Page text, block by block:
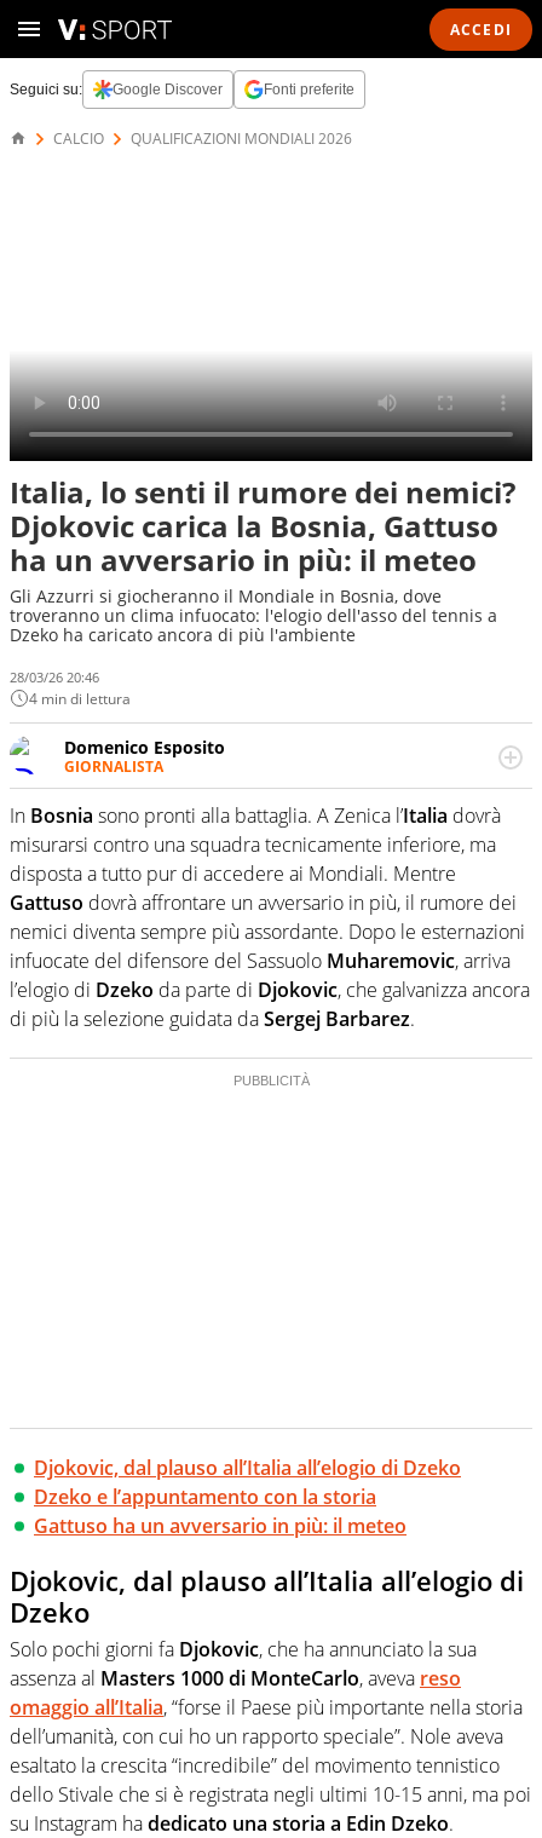
ACCEDI
Seguici su: Google Discover Fonti preferite
CALCIO QUALIFICAZIONI MONDIALI 2026
Italia, lo senti il rumore dei nemici?
Djokovic carica la Bosnia, Gattuso
ha un avversario in più: il meteo
Gli Azzurri si giocheranno il Mondiale in Bosnia, dove
troveranno un clima infuocato: l'elogio dell'asso del tennis a
Dzeko ha caricato ancora di più l'ambiente
28/03/26 20:46
4 min di lettura
Domenico Esposito
GIORNALISTA
Da vent’anni in campo e sul campo per vivere ogni evento
in tutte le sue sfaccettature. Passione smisurata per il
calcio e per la sfera di cuoio. Il pallone è una cosa
serissima, guai a dirgli di no
In Bosnia sono pronti alla battaglia. A Zenica l’Italia dovrà
misurarsi contro una squadra tecnicamente inferiore, ma
disposta a tutto pur di accedere ai Mondiali. Mentre
Gattuso dovrà affrontare un avversario in più, il rumore dei
nemici diventa sempre più assordante. Dopo le esternazioni
infuocate del difensore del Sassuolo Muharemovic, arriva
l’elogio di Dzeko da parte di Djokovic, che galvanizza ancora
di più la selezione guidata daSergej Barbarez.
Djokovic, dal plauso all’Italia all’elogio di Dzeko
Dzeko e l’appuntamento con la storia
Gattuso ha un avversario in più: il meteo
Djokovic, dal plauso all’Italia all’elogio di
Dzeko
Solo pochi giorni fa Djokovic, che ha annunciato la sua
assenza al Masters 1000 di MonteCarlo, aveva reso
omaggio all’Italia, “forse il Paese più importante nella storia
dell’umanità, con cui ho un rapporto speciale”. Nole aveva
esaltato la crescita “incredibile” del movimento tennistico
dello Stivale che si è registrata negli ultimi 10-15 anni, ma poi
su Instagram hadedicato una storia a Edin Dzeko.